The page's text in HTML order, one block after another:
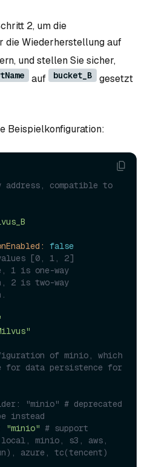
2, um die
die Wiederherstellung auf
und stellen Sie sicher,
auf bucket_B
gesetzt
Beispielkonfiguration:
address, compatible to
false
[0, 1, 2]
1 is one-way
2 is two-way
of minio, which
for data persistence for
"minio" # deprecated
instead
"minio" # support
minio, s3, aws,
azure, tc(tencent)